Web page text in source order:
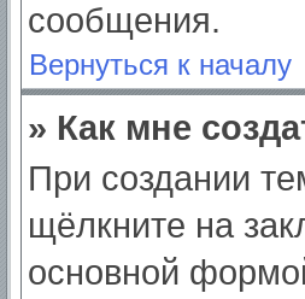
сообщения.
Вернуться к началу
» Как мне
При создании
щёлкните на
основной